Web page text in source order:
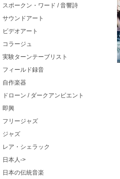
スポークン・ワード / 音響詩
サウンドアート
ビデオアート
コラージュ
実験ターンテーブリスト
フィールド録音
自作楽器
ドローン / ダークアンビエント
即興
フリージャズ
ジャズ
レア・シェラック
日本人->
日本の伝統音楽